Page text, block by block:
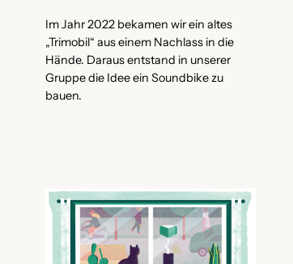
Im Jahr 2022 bekamen wir ein altes
„Trimobil“ aus einem Nachlass in die
Hände. Daraus entstand in unserer
Gruppe die Idee ein Soundbike zu
bauen.